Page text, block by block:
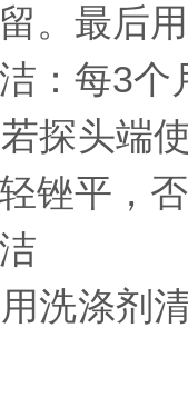
。最后
每3个
头端使
锉平，
涤剂清